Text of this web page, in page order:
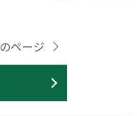
ページ